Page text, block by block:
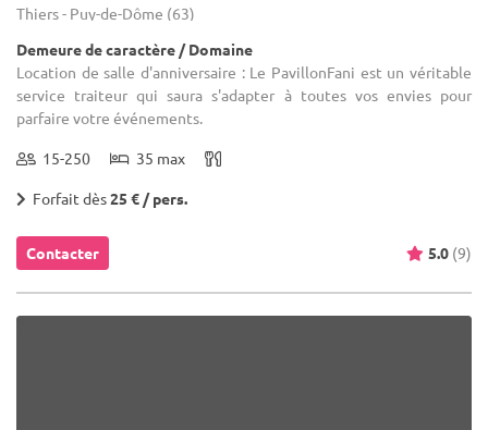
Thiers - Puy-de-Dôme (63)
Demeure de caractère / Domaine
Location de salle d'anniversaire : Le PavillonFani est un véritable
service traiteur qui saura s'adapter à toutes vos envies pour
parfaire votre événements.
15-250 35 max
Forfait dès25 € / pers.
Contacter 5.0 (9)